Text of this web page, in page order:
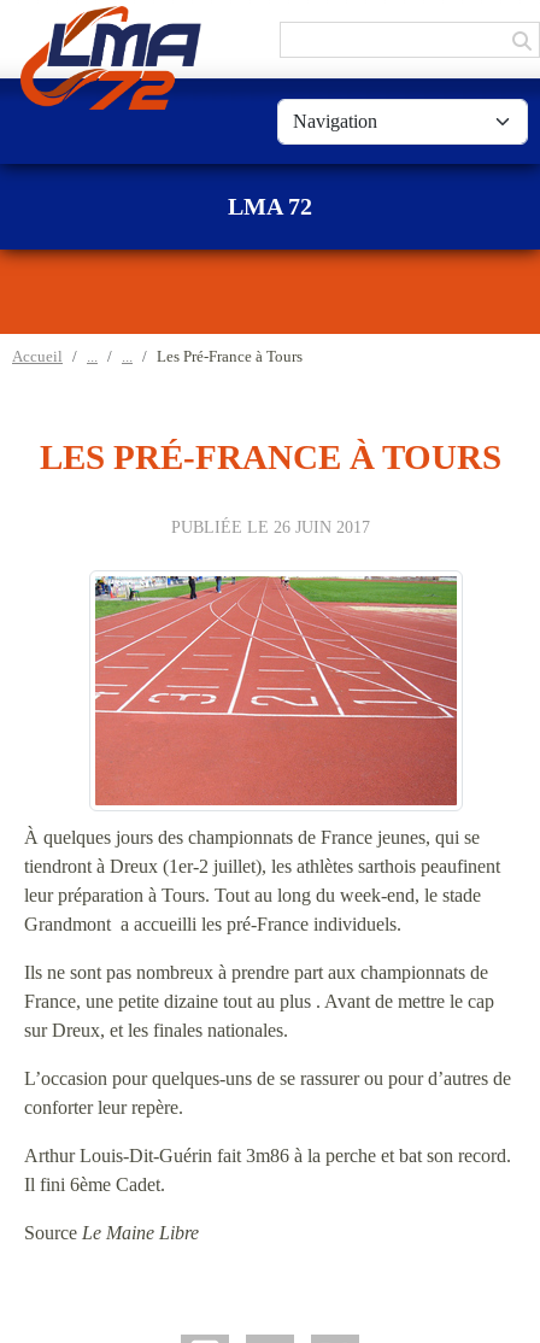
LMA 72
Accueil Les Pré-France à Tours
LES PRÉ-FRANCE À TOURS
PUBLIÉE LE 26 JUIN 2017
À quelques jours des championnats de France jeunes, qui se
tiendront à Dreux (1er-2 juillet), les athlètes sarthois peaufinent
leur préparation à Tours. Tout au long du week-end, le stade
Grandmont a accueilli les pré-France individuels.
Ils ne sont pas nombreux à prendre part aux championnats de
France, une petite dizaine tout au plus . Avant de mettre le cap
sur Dreux, et les finales nationales.
L’occasion pour quelques-uns de se rassurer ou pour d’autres de
conforter leur repère.
Arthur Louis-Dit-Guérin fait 3m86 à la perche et bat son record.
Il fini 6ème Cadet.
Source Le Maine Libre
Panneau de gestion des cookies